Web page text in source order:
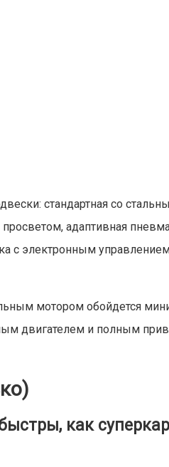
стандартная со
адаптивная
с электронным
мотором обойдется
двигателем и полным
как